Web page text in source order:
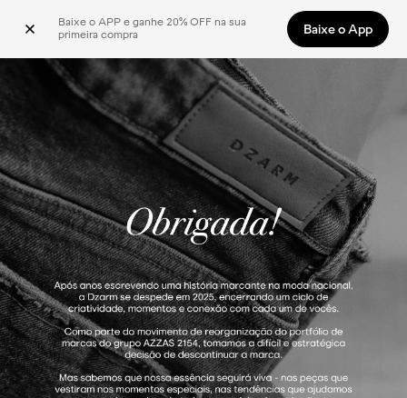
Baixe o APP e ganhe 20% OFF na sua
primeira compra
Baixe o App